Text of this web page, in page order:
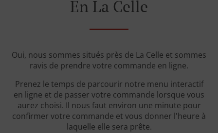
En La Celle
Oui, nous sommes situés près de La Celle et sommes
ravis de prendre votre commande en ligne.
Prenez le temps de parcourir notre menu interactif
en ligne et de passer votre commande lorsque vous
aurez choisi. Il nous faut environ une minute pour
confirmer votre commande et vous donner l'heure à
laquelle elle sera prête.